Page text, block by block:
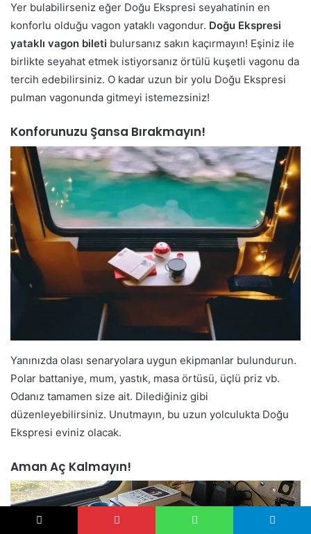
Yer bulabilirseniz eğer Doğu Ekspresi seyahatinin en
konforlu olduğu vagon yataklı vagondur. Doğu Ekspresi
yataklı vagon bileti bulursanız sakın kaçırmayın! Eşiniz ile
birlikte seyahat etmek istiyorsanız örtülü kuşetli vagonu da
tercih edebilirsiniz. O kadar uzun bir yolu Doğu Ekspresi
pulman vagonunda gitmeyi istemezsiniz!
Konforunuzu Şansa Bırakmayın!
Yanınızda olası senaryolara uygun ekipmanlar bulundurun.
Polar battaniye, mum, yastık, masa örtüsü, üçlü priz vb.
Odanız tamamen size ait. Dilediğiniz gibi
düzenleyebilirsiniz. Unutmayın, bu uzun yolculukta Doğu
Ekspresi eviniz olacak.
Aman Aç Kalmayın!